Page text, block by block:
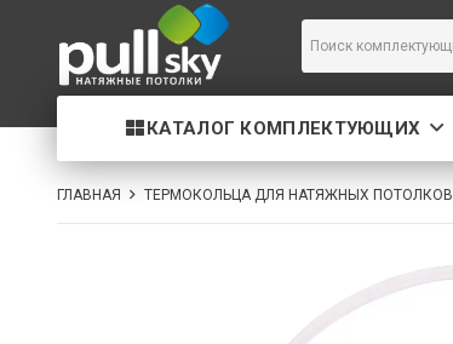
КАТАЛОГ КОМПЛЕКТУЮЩИХ
ГЛАВНАЯ ТЕРМОКОЛЬЦА ДЛЯ НАТЯЖНЫХ ПОТОЛКОВ